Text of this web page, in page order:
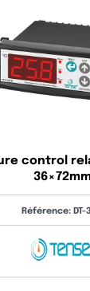
control
Référence: DT-